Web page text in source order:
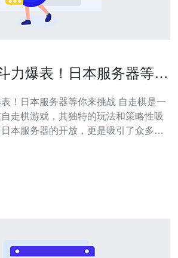
力爆表！日本服务器等你
本服务器等你来挑战 自走棋是一
走棋游戏，其独特的玩法和策略性吸
本服务器的开放，更是吸引了众多玩
需要通过选择和搭配各种英雄，组成